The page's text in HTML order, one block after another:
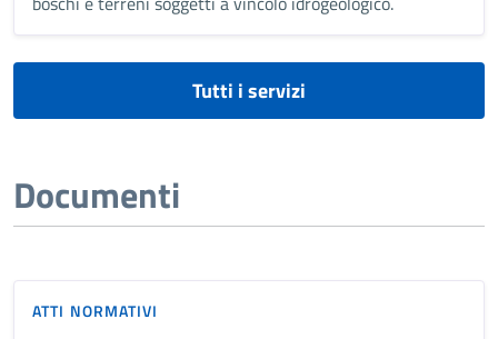
Tutti i servizi
Documenti
ATTI NORMATIVI